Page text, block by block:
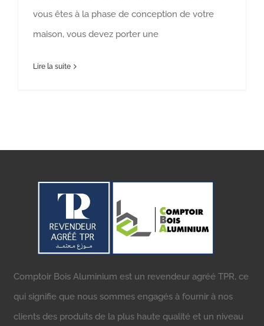
vous êtes à la phase de conception de votre
maison, vous devez porter une
Lire la suite
Comptoir Bois Aluminium est un revendeur agréé TPR, ce
qui signifie que nous sommes engagés à fournir à nos
clients des produits de la plus haute qualité et un niveau